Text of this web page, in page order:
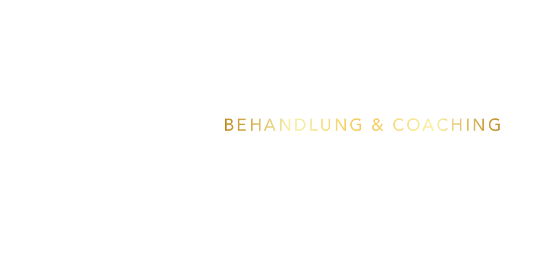
BEHANDLUNG & COACHING